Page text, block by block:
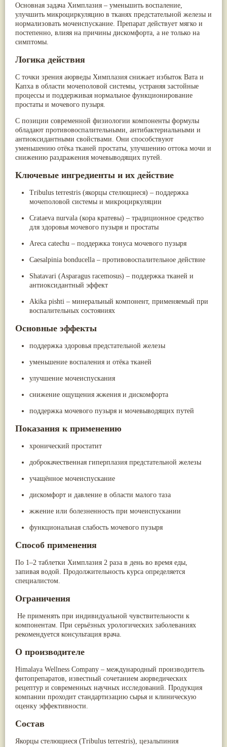
Основная задача Химплазия – уменьшить воспаление,
улучшить микроциркуляцию в тканях предстательной железы и
нормализовать мочеиспускание. Препарат действует мягко и
постепенно, влияя на причины дискомфорта, а не только на
симптомы.
Логика действия
С точки зрения аюрведы Химплазия снижает избыток Вата и
Капха в области мочеполовой системы, устраняя застойные
процессы и поддерживая нормальное функционирование
простаты и мочевого пузыря.
С позиции современной физиологии компоненты формулы
обладают противовоспалительными, антибактериальными и
антиоксидантными свойствами. Они способствуют
уменьшению отёка тканей простаты, улучшению оттока мочи и
снижению раздражения мочевыводящих путей.
Ключевые ингредиенты и их действие
Tribulus terrestris (якорцы стелющиеся) – поддержка
мочеполовой системы и микроциркуляции
Crataeva nurvala (кора кратевы) – традиционное средство
для здоровья мочевого пузыря и простаты
Areca catechu – поддержка тонуса мочевого пузыря
Caesalpinia bonducella – противовоспалительное действие
Shatavari (Asparagus racemosus) – поддержка тканей и
антиоксидантный эффект
Akika pishti – минеральный компонент, применяемый при
воспалительных состояниях
Основные эффекты
поддержка здоровья предстательной железы
уменьшение воспаления и отёка тканей
улучшение мочеиспускания
снижение ощущения жжения и дискомфорта
поддержка мочевого пузыря и мочевыводящих путей
Показания к применению
хронический простатит
доброкачественная гиперплазия предстательной железы
учащённое мочеиспускание
дискомфорт и давление в области малого таза
жжение или болезненность при мочеиспускании
функциональная слабость мочевого пузыря
Способ применения
По 1–2 таблетки Химплазия 2 раза в день во время еды,
запивая водой. Продолжительность курса определяется
специалистом.
Ограничения
Не применять при индивидуальной чувствительности к
компонентам. При серьёзных урологических заболеваниях
рекомендуется консультация врача.
О производителе
Himalaya Wellness Company – международный производитель
фитопрепаратов, известный сочетанием аюрведических
рецептур и современных научных исследований. Продукция
компании проходит стандартизацию сырья и клиническую
оценку эффективности.
Состав
Якорцы стелющиеся (Tribulus terrestris), цезальпиния
Паслён черный(13)
Ипомея(12)
Коричник цейлонский(12)
Мирра(12)
Розовая соль
Виноград (11)
Коровье молоко (11)
Мукуна жгучая(11)
Ним(11)
Патала(11)
Соссюрея/кушта
Турпет
(11)
Алойное дерево
(10)
Вишня гималайская (9)
Птерокарпус мешковидный(9)
Юстиция сосудистая/Васака(9)
Каранджа (8)
Кутаки(8)
Мята